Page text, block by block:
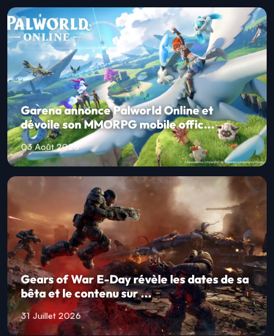
Garena annonce Palworld Online et
dévoile son MMORPG mobile offic...
03 Août 2026
Gears of War E-Day révèle les dates de sa
bêta et le contenu sur ...
31 Juillet 2026